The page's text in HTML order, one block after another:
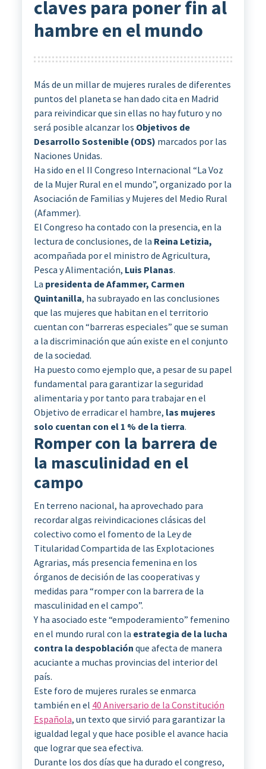
claves para poner fin al
hambre en el mundo
Más de un millar de mujeres rurales de diferentes
puntos del planeta se han dado cita en Madrid
para reivindicar que sin ellas no hay futuro y no
será posible alcanzar los Objetivos de
Desarrollo Sostenible (ODS) marcados por las
Naciones Unidas.
Ha sido en el II Congreso Internacional “La Voz
de la Mujer Rural en el mundo”, organizado por la
Asociación de Familias y Mujeres del Medio Rural
(Afammer).
El Congreso ha contado con la presencia, en la
lectura de conclusiones, de la Reina Letizia,
acompañada por el ministro de Agricultura,
Pesca y Alimentación, Luis Planas.
La presidenta de Afammer, Carmen
Quintanilla, ha subrayado en las conclusiones
que las mujeres que habitan en el territorio
cuentan con “barreras especiales” que se suman
a la discriminación que aún existe en el conjunto
de la sociedad.
Ha puesto como ejemplo que, a pesar de su papel
fundamental para garantizar la seguridad
alimentaria y por tanto para trabajar en el
Objetivo de erradicar el hambre, las mujeres
solo cuentan con el 1 % de la tierra.
Romper con la barrera de
la masculinidad en el
campo
En terreno nacional, ha aprovechado para
recordar algas reivindicaciones clásicas del
colectivo como el fomento de la Ley de
Titularidad Compartida de las Explotaciones
Agrarias, más presencia femenina en los
órganos de decisión de las cooperativas y
medidas para “romper con la barrera de la
masculinidad en el campo”.
Y ha asociado este “empoderamiento” femenino
en el mundo rural con la estrategia de la lucha
contra la despoblación que afecta de manera
acuciante a muchas provincias del interior del
país.
Este foro de mujeres rurales se enmarca
también en el 40 Aniversario de la Constitución
Española, un texto que sirvió para garantizar la
igualdad legal y que hace posible el avance hacia
que lograr que sea efectiva.
Durante los dos días que ha durado el congreso,